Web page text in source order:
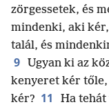
zörgessetek, és
mindenki, aki
talál, és
9 Ugyan ki az
kenyeret kér tőle,
kér? 11
Ha